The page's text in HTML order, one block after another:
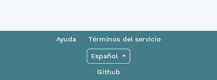
Ayuda Términos del servicio
Español
Github